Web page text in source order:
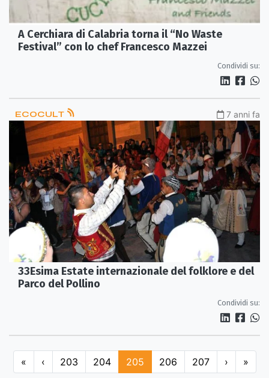
A Cerchiara di Calabria torna il “No Waste
Festival” con lo chef Francesco Mazzei
Condividi su:
ECOCULT 7 anni fa
33Esima Estate internazionale del folklore e del
Parco del Pollino
Condividi su:
« ‹ 203 204 205 206 207 › »